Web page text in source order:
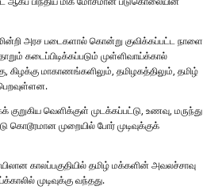
அரச படைகளால் கொன்று குவிக்கப்பட்ட நாளை
கடைப்பிடிக்கப்படும் முள்ளிவாய்க்கால்
மாகாணங்களிலும், தமிழகத்திலும், தமிழ்
வெளிக்குள் முடக்கப்பட்டு, உணவு, மருந்து
முறையில் போர் முடிவுக்குக்
காலப்பகுதியில் தமிழ் மக்களின் அவலச்சாவு
முடிவுக்கு வந்தது.